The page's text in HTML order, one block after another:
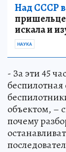
Над СССР
искала и
НАУКА
- За эти 45
объектом, –
почему